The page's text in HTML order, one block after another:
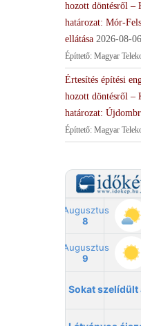
hozott döntésről –
határozat: Mór-
ellátása 2026-08-06
Építtető: Magyar
Értesítés építési
hozott döntésről –
határozat:
Építtető: Magyar